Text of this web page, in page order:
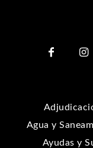
Agua y
Ayudas y